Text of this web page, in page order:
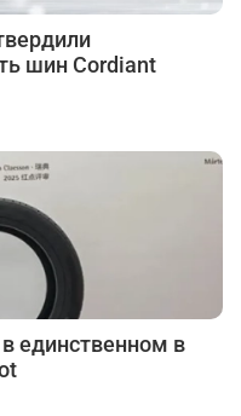
шин Cordiant
единственном в